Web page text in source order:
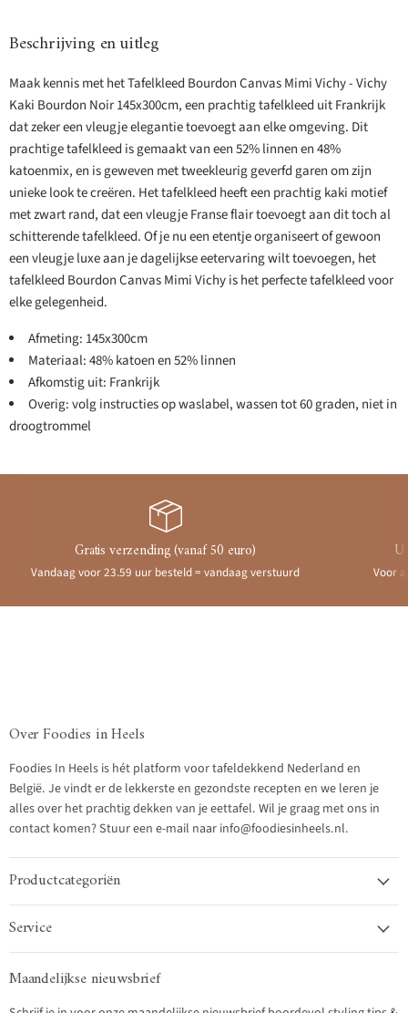
Beschrijving en uitleg
Maak kennis met het Tafelkleed Bourdon Canvas Mimi Vichy - Vichy
Kaki Bourdon Noir 145x300cm, een prachtig tafelkleed uit Frankrijk
dat zeker een vleugje elegantie toevoegt aan elke omgeving. Dit
prachtige tafelkleed is gemaakt van een 52% linnen en 48%
katoenmix, en is geweven met tweekleurig geverfd garen om zijn
unieke look te creëren. Het tafelkleed heeft een prachtig kaki motief
met zwart rand, dat een vleugje Franse flair toevoegt aan dit toch al
schitterende tafelkleed. Of je nu een etentje organiseert of gewoon
een vleugje luxe aan je dagelijkse eetervaring wilt toevoegen, het
tafelkleed Bourdon Canvas Mimi Vichy is het perfecte tafelkleed voor
elke gelegenheid.
Afmeting: 145x300cm
Materiaal: 48% katoen en 52% linnen
Afkomstig uit: Frankrijk
Overig: volg instructies op waslabel, wassen tot 60 graden, niet in
droogtrommel
Gratis verzending (vanaf 50 euro)
Vandaag voor 23.59 uur besteld = vandaag verstuurd Voor
Over Foodies in Heels
Foodies In Heels is hét platform voor tafeldekkend Nederland en
België. Je vindt er de lekkerste en gezondste recepten en we leren je
alles over het prachtig dekken van je eettafel. Wil je graag met ons in
contact komen? Stuur een e-mail naar info@foodiesinheels.nl.
Productcategoriën
Service
Maandelijkse nieuwsbrief